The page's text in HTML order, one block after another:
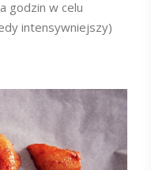
godzin w celu
intensywniejszy)